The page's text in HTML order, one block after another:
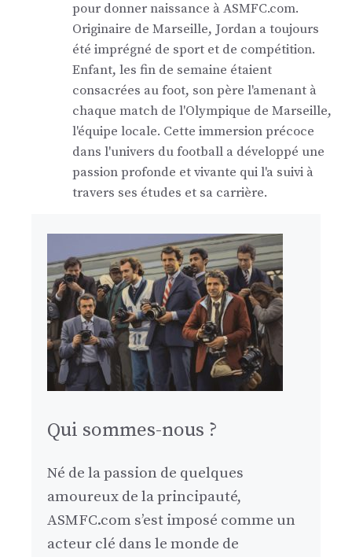
pour donner naissance à ASMFC.com.
Originaire de Marseille, Jordan a toujours
été imprégné de sport et de compétition.
Enfant, les fin de semaine étaient
consacrées au foot, son père l'amenant à
chaque match de l'Olympique de Marseille,
l'équipe locale. Cette immersion précoce
dans l'univers du football a développé une
passion profonde et vivante qui l'a suivi à
travers ses études et sa carrière.
Qui sommes-nous ?
Né de la passion de quelques
amoureux de la principauté,
ASMFC.com s’est imposé comme un
acteur clé dans le monde de